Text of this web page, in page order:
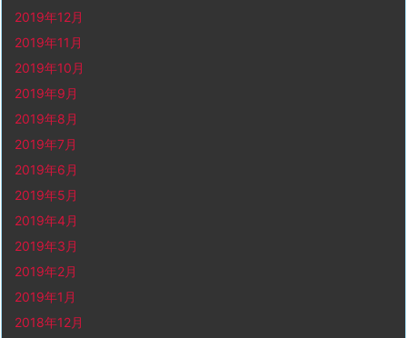
2019年12月
2019年11月
2019年10月
2019年9月
2019年8月
2019年7月
2019年6月
2019年5月
2019年4月
2019年3月
2019年2月
2019年1月
2018年12月